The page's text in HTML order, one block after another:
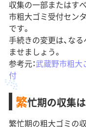
収集の一部またはす
市粗大ゴミ受付セン
です。
手続きの変更は、なる
ませましょう。
参考元：武蔵野市粗大
付
繁忙期の収集
繁忙期の粗大ゴミの